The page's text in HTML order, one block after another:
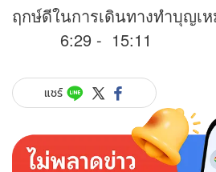
ฤกษ์ดีในการเดินทางทำบุญเ
6:29 - 15:11
แชร์